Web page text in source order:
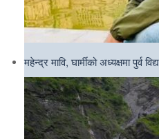
महेन्द्र मावि, घार्मीको अध्यक्षमा पुर्व